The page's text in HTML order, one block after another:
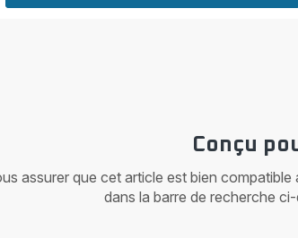
Conçu
assurer que cet article est bien
dans la barre de recherche